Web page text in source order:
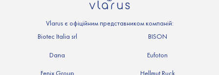
Vlarus є офіційним представником компаній:
Biotec Italia srl
BISON
Dana Eufoton
Fenix Group Hellmut Ruck